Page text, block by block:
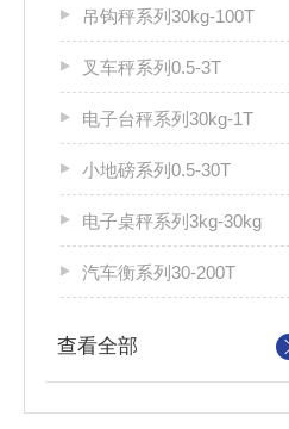
吊钩秤系列30kg-100T
叉车秤系列0.5-3T
电子台秤系列30kg-1T
小地磅系列0.5-30T
电子桌秤系列3kg-30kg
汽车衡系列30-200T
查看全部